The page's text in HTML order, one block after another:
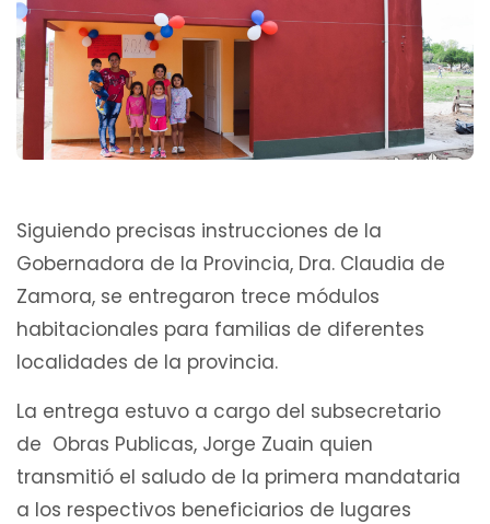
Siguiendo precisas instrucciones de la
Gobernadora de la Provincia, Dra. Claudia de
Zamora, se entregaron trece módulos
habitacionales para familias de diferentes
localidades de la provincia.
La entrega estuvo a cargo del subsecretario
de Obras Publicas, Jorge Zuain quien
transmitió el saludo de la primera mandataria
a los respectivos beneficiarios de lugares